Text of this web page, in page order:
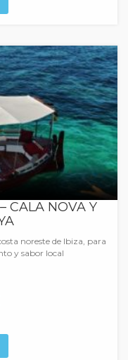
CALA NOVA Y
noreste de Ibiza, para
y sabor local